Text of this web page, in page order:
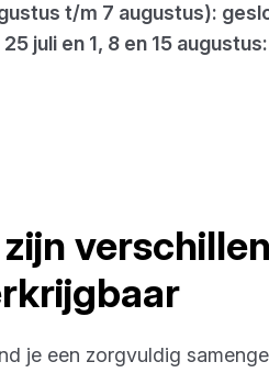
zijn
je een zorgvuldig
t/m 7 augustus):
25 juli en 1, 8 en 15